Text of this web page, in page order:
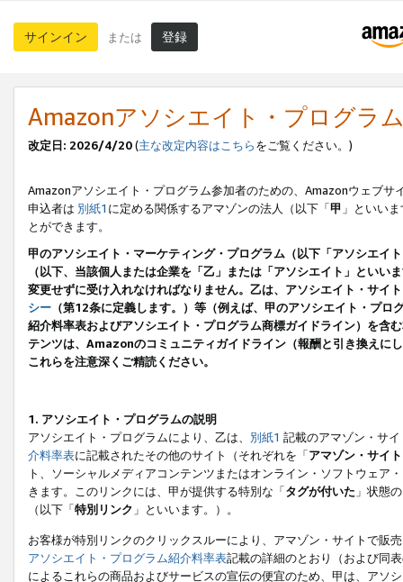
サインイン または 登録
Amazonアソシエイト・プログラ
改定日: 2026/4/20(主な改定内容はこちらをご覧ください。)
Amazonアソシエイト・プログラム参加者のための、Amazonウェブサ
申込者は 別紙1 に定める関係するアマゾンの法人（以下「甲 」といい
とができます。
甲のアソシエイト・マーケティング・プログラム（以下「アソシエイ
（以下、当該個人または企業を「乙」または「アソシエイト」とい
変更せずに受け入れなければなりません。乙は、アソシエイト・サイ
シー （第12条に定義します。）等（例えば、甲のアソシエイト・プ
紹介料率表およびアソシエイト・プログラム商標ガイドライン）を
テンツは、Amazonのコミュニティガイドライン（報酬と引き換えに
これらを注意深くご精読ください。
1. アソシエイト・プログラムの説明
アソシエイト・プログラムにより、乙は、 別紙1 記載のアマゾン・サ
介料率表に記載されたその他のサイト（それぞれを「アマゾン・サイト
ト、ソーシャルメディアコンテンツまたはオンライン・ソフトウェア
きます。このリンクには、甲が提供する特別な「タグが付いた 」状態
（以下「特別リンク 」といいます。）。
お客様が特別リンクのクリックスルーにより、アマゾン・サイトで販
アソシエイト・プログラム紹介料率表記載の詳細のとおり（および同
によるこれらの商品およびサービスの宣伝の便宜のため、甲は、アソ